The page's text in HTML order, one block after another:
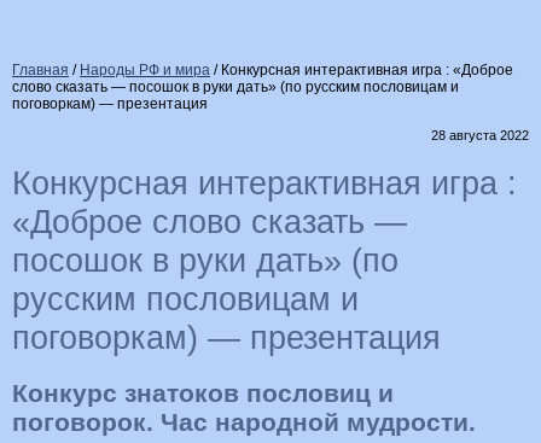
Главная / Народы РФ и мира / Конкурсная интерактивная игра : «Доброе
слово сказать — посошок в руки дать» (по русским пословицам и
поговоркам) — презентация
28 августа 2022
Конкурсная интерактивная игра :
«Доброе слово сказать —
посошок в руки дать» (по
русским пословицам и
поговоркам) — презентация
Конкурс знатоков пословиц и
поговорок. Час народной мудрости.